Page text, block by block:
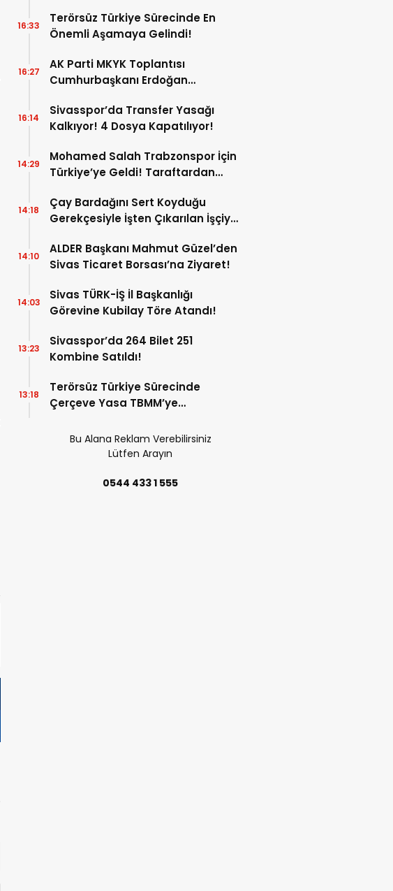
Terörsüz Türkiye Sürecinde En
Önemli Aşamaya Gelindi!
16:33
AK Parti MKYK Toplantısı
Cumhurbaşkanı Erdoğan
16:27
Sivasspor’da Transfer Yasağı
Kalkıyor! 4 Dosya Kapatılıyor!
16:14
Mohamed Salah Trabzonspor İçin
Türkiye’ye Geldi! Taraftardan
14:29
Çay Bardağını Sert Koyduğu
Gerekçesiyle İşten Çıkarılan İşçiye
14:18
ALDER Başkanı Mahmut Güzel’den
Sivas Ticaret Borsası’na Ziyaret!
14:10
Sivas TÜRK-İŞ İl Başkanlığı
Görevine Kubilay Töre Atandı!
14:03
Sivasspor’da 264 Bilet 251
Kombine Satıldı!
13:23
Terörsüz Türkiye Sürecinde
Çerçeve Yasa TBMM’ye
Detayları Belli Oldu!
13:18
Bu Alana Reklam Verebilirsiniz
Lütfen Arayın
0544 433 1 555